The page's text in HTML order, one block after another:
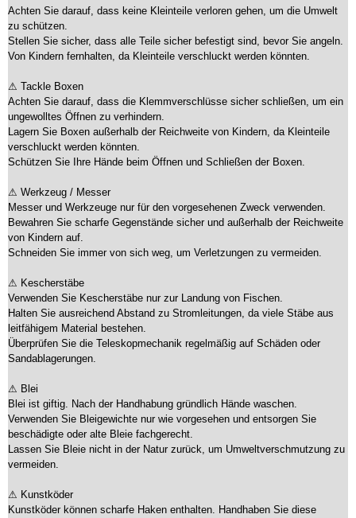
Achten Sie darauf, dass keine Kleinteile verloren gehen, um die Umwelt
zu schützen.
Stellen Sie sicher, dass alle Teile sicher befestigt sind, bevor Sie angeln.
Von Kindern fernhalten, da Kleinteile verschluckt werden könnten.
⚠ Tackle Boxen
Achten Sie darauf, dass die Klemmverschlüsse sicher schließen, um ein
ungewolltes Öffnen zu verhindern.
Lagern Sie Boxen außerhalb der Reichweite von Kindern, da Kleinteile
verschluckt werden könnten.
Schützen Sie Ihre Hände beim Öffnen und Schließen der Boxen.
⚠ Werkzeug / Messer
Messer und Werkzeuge nur für den vorgesehenen Zweck verwenden.
Bewahren Sie scharfe Gegenstände sicher und außerhalb der Reichweite
von Kindern auf.
Schneiden Sie immer von sich weg, um Verletzungen zu vermeiden.
⚠ Kescherstäbe
Verwenden Sie Kescherstäbe nur zur Landung von Fischen.
Halten Sie ausreichend Abstand zu Stromleitungen, da viele Stäbe aus
leitfähigem Material bestehen.
Überprüfen Sie die Teleskopmechanik regelmäßig auf Schäden oder
Sandablagerungen.
⚠ Blei
Blei ist giftig. Nach der Handhabung gründlich Hände waschen.
Verwenden Sie Bleigewichte nur wie vorgesehen und entsorgen Sie
beschädigte oder alte Bleie fachgerecht.
Lassen Sie Bleie nicht in der Natur zurück, um Umweltverschmutzung zu
vermeiden.
⚠ Kunstköder
Kunstköder können scharfe Haken enthalten. Handhaben Sie diese